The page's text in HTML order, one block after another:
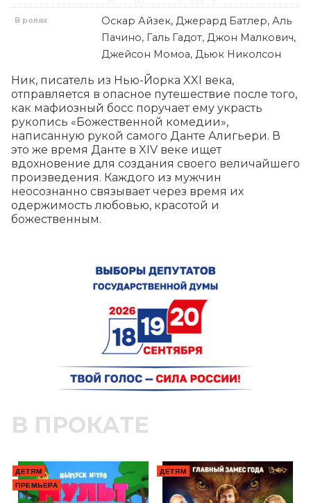
В ролях
Оскар Айзек, Джерард Батлер, Аль
Пачино, Галь Гадот, Джон Малкович,
Джейсон Момоа, Дьюк Николсон
Ник, писатель из Нью-Йорка XXI века,
отправляется в опасное путешествие после того,
как мафиозный босс поручает ему украсть
рукопись «Божественной комедии»,
написанную рукой самого Данте Алигьери. В
это же время Данте в XIV веке ищет
вдохновение для создания своего величайшего
произведения. Каждого из мужчин
неосознанно связывает через время их
одержимость любовью, красотой и
божественным.
В ПРОКАТЕ
ДЕТЯМ
ПРЕМЬЕРА
ДЕТЯМ